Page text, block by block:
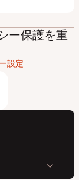
ー保護を重
設定